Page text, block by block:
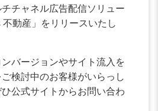
チャネル広告配信ソリュー
動産」をリリースいたし
バージョンやサイト流入を
検討中のお客様がいらっし
公式サイトからお問い合わ